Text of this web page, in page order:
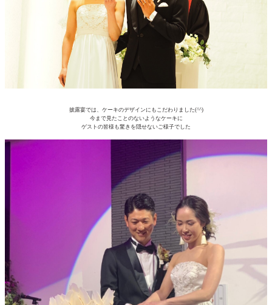
披露宴では、ケーキのデザインにもこだわりました(^^)
今まで見たことのないようなケーキに
ゲストの皆様も驚きを隠せないご様子でした